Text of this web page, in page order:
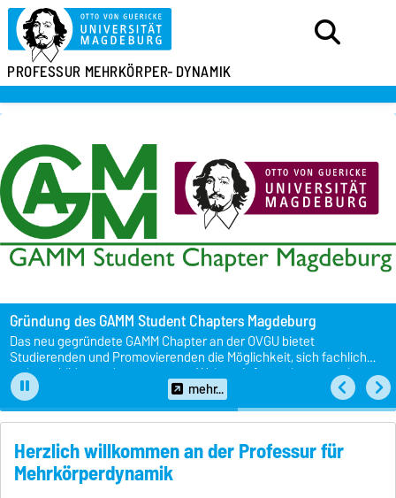
PROFESSUR MEHRKÖRPER-DYNAMIK
Gründung des GAMM Student Chapters Magdeburg
Das neu gegründete GAMM Chapter an der OVGU bietet
Studierenden und Promovierenden die Möglichkeit, sich fachlich
weiterzubilden und zu vernetzen. Weitere Informationen sowie
Hinweise zur Anmeldung finden Sie auf unserer Website.
mehr...
Herzlich willkommen an der Professur für
Mehrkörperdynamik